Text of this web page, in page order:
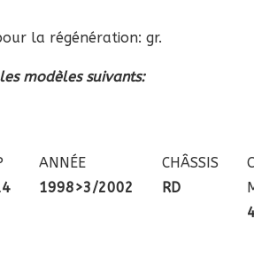
la régénération: gr.
modèles suivants:
ANNÉE
1998>3/2002
CHÂSSIS
RD